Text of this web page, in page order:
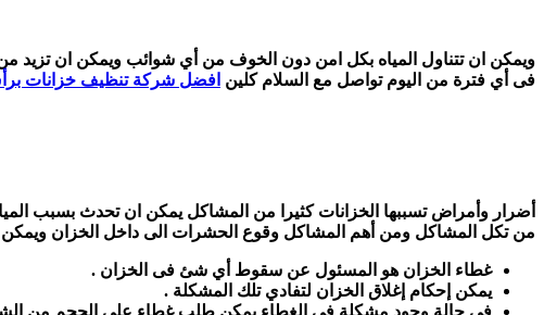
ويمكن ان تتناول المياه بكل امن دون الخوف من أي شوائب ويمكن ان تزيد
فى أي فترة من اليوم تواصل مع السلام كلين افضل شركة تنظيف خزانات
أضرار وأمراض تسببها الخزانات كثيرا من المشاكل يمكن ان تحدث بسبب
من تكل المشاكل ومن أهم المشاكل وقوع الحشرات الى داخل الخزان ويمكن
غطاء الخزان هو المسئول عن سقوط أي شئ فى الخزان .
يمكن إحكام إغلاق الخزان لتفادي تلك المشكلة .
فى حالة وجود مشكلة فى الغطاء يمكن طلب غطاء على الحجم من